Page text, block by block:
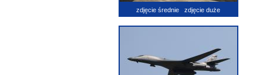
zdjęcie średnie zdjęcie duże